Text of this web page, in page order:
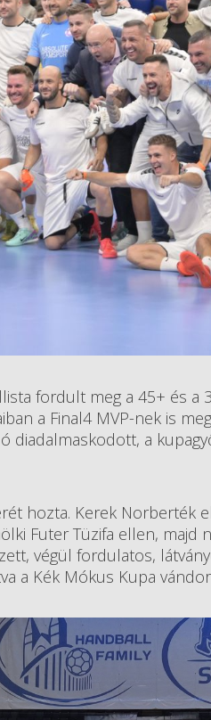
fordult meg a 45+ és a
a Final4 MVP-nek is
diadalmaskodott, a
hozta. Kerek Norberték
Futer Tüzifa ellen, majd
végül fordulatos,
a Kék Mókus Kupa